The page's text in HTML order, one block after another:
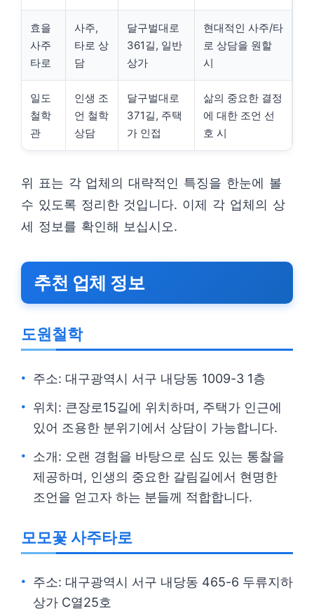
효을
사주
타로
사주,
타로 상
담
달구벌대로
361길, 일반
상가
현대적인 사주/타
로 상담을 원할
시
일도
철학
관
인생 조
언 철학
상담
달구벌대로
371길, 주택
가 인접
삶의 중요한 결정
에 대한 조언 선
호 시
위 표는 각 업체의 대략적인 특징을 한눈에 볼
수 있도록 정리한 것입니다. 이제 각 업체의 상
세 정보를 확인해 보십시오.
추천 업체 정보
도원철학
주소: 대구광역시 서구 내당동 1009-3 1층
위치: 큰장로15길에 위치하며, 주택가 인근에
있어 조용한 분위기에서 상담이 가능합니다.
소개: 오랜 경험을 바탕으로 심도 있는 통찰을
제공하며, 인생의 중요한 갈림길에서 현명한
조언을 얻고자 하는 분들께 적합합니다.
모모꽃 사주타로
주소: 대구광역시 서구 내당동 465-6 두류지하
상가 C열25호